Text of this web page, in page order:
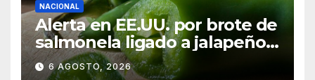
NACIONAL
Alerta en EE.UU. por brote de
salmonela ligado a jalapeños
mexicanos; reportan 345
6 AGOSTO, 2026